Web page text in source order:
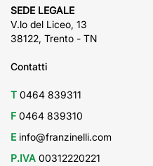
SEDE LEGALE
V.lo del Liceo, 13
38122, Trento - TN
Contatti
T 0464 839311
F 0464 839310
E info@franzinelli.com
P.IVA 00312220221